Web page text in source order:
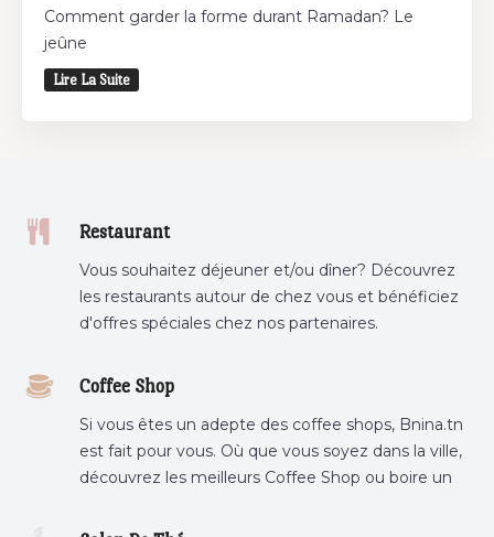
Comment garder la forme durant Ramadan? Le
jeûne
Lire La Suite
Restaurant
Vous souhaitez déjeuner et/ou dîner? Découvrez
les restaurants autour de chez vous et bénéficiez
d'offres spéciales chez nos partenaires.
Coffee Shop
Si vous êtes un adepte des coffee shops, Bnina.tn
est fait pour vous. Où que vous soyez dans la ville,
découvrez les meilleurs Coffee Shop ou boire un